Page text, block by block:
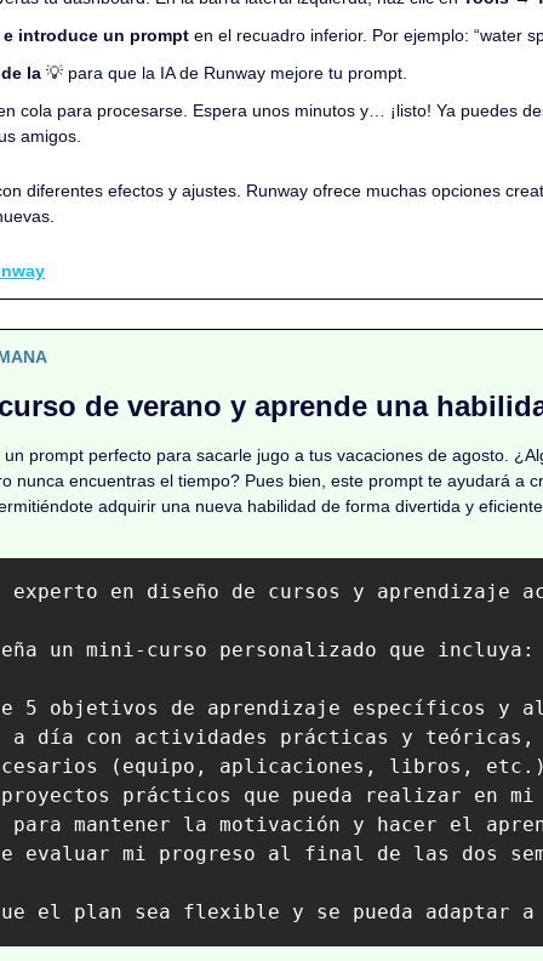
introduce un prompt en el recuadro inferior. Por ejemplo: “water
la 💡 para que la IA de Runway mejore tu prompt.
cola para procesarse. Espera unos minutos y… ¡listo! Ya puedes
amigos.
diferentes efectos y ajustes. Runway ofrece muchas opciones
de verano y aprende una
prompt perfecto para sacarle jugo a tus vacaciones de agosto.
nunca encuentras el tiempo? Pues bien, este prompt te ayudará a
adquirir una nueva habilidad de forma divertida y
experto en diseño de cursos y
un mini-curso personalizado que incluya:
5 objetivos de aprendizaje específicos y
a día con actividades prácticas y teóricas,
(equipo, aplicaciones, libros,
prácticos que pueda realizar en
para mantener la motivación y hacer el
evaluar mi progreso al final de las dos
el plan sea flexible y se pueda adaptar